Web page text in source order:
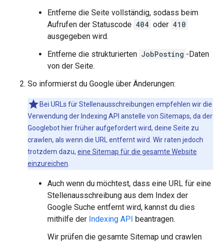
Entferne die Seite vollständig, sodass beim
Aufrufen der Statuscode 404 oder 410
ausgegeben wird.
Entferne die strukturierten JobPosting -Daten
von der Seite.
So informierst du Google über Änderungen:
Bei URLs für Stellenausschreibungen empfehlen wir die
Verwendung der Indexing API anstelle von Sitemaps, da der
Googlebot hier früher aufgefordert wird, deine Seite zu
crawlen, als wenn die URL entfernt wird. Wir raten jedoch
trotzdem dazu, eine Sitemap für die gesamte Website
einzureichen
Auch wenn du möchtest, dass eine URL für eine
Stellenausschreibung aus dem Index der
Google Suche entfernt wird, kannst du dies
mithilfe der Indexing API beantragen.
Wir prüfen die gesamte Sitemap und crawlen